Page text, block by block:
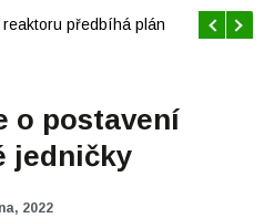
se mají brzy rozrůst
o postavení
jedničky
2022